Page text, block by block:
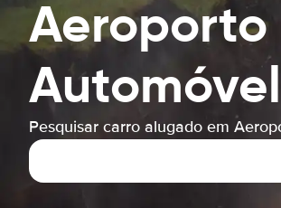
Aeroporto
Automóvel
Pesquisar carro alugado em